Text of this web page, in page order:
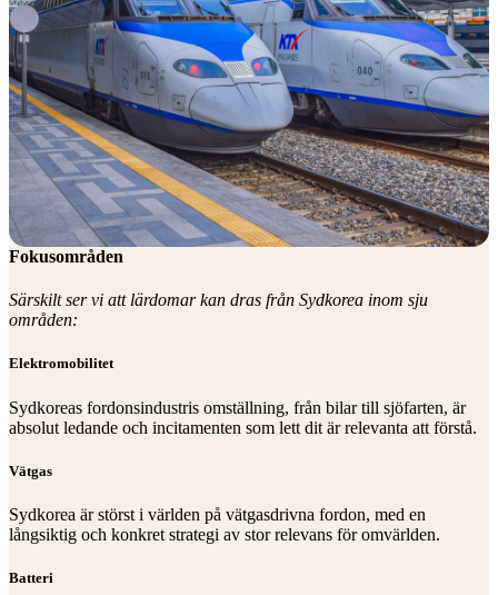
Fokusområden
Särskilt ser vi att lärdomar kan dras från Sydkorea inom sju
områden:
Elektromobilitet
Sydkoreas fordonsindustris omställning, från bilar till sjöfarten, är
absolut ledande och incitamenten som lett dit är relevanta att förstå.
Vätgas
Sydkorea är störst i världen på vätgasdrivna fordon, med en
långsiktig och konkret strategi av stor relevans för omvärlden.
Batteri